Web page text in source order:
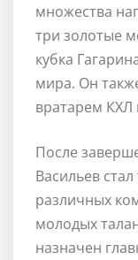
множества
три золотые
кубка
мира. Он
вратарем КХЛ
После
Васильев
различных
молодых
назначен